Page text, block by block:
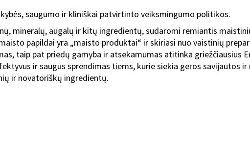
saugumo ir kliniškai patvirtinto veiksmingumo politikos.
mineralų, augalų ir kitų ingredientų, sudaromi remiantis
papildai yra „maisto produktai“ ir skiriasi nuo vaistinių
taip pat priedų gamyba ir atsekamumas atitinka griežčiausius
ir saugus sprendimas tiems, kurie siekia geros savijautos
ir novatoriškų ingredientų.